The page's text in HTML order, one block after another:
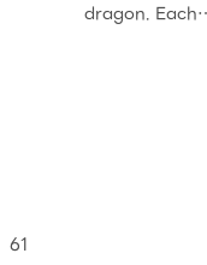
dragon. Each
61